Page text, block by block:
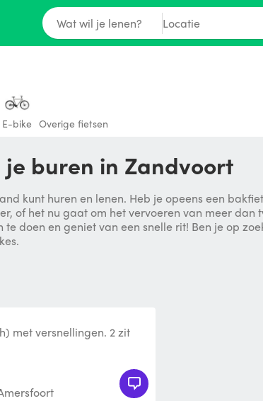
Wat wil je lenen? Locatie
E-bike Overige fietsen
je buren in Zandvoort
kunt huren en lenen. Heb je opeens een
of het nu gaat om het vervoeren van meer dan
doen en geniet van een snelle rit! Ben je op
met versnellingen. 2 zit